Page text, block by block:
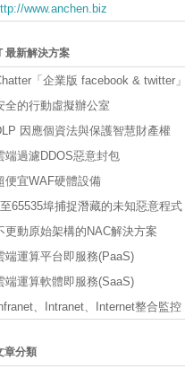
www.anchen.biz
最新解決方案
「企業版 facebook & twitter」
全的行動虛擬辦公室
因應個資法與保護智慧財產權
端過濾DDOS惡意封包
便宜WAF硬體設備
65535埠捕捉潛藏的未知惡意程式
更動原始架構的NAC解決方案
端運算平台即服務(PaaS)
端運算軟體即服務(SaaS)
、Intranet、Internet整合監控
章分類